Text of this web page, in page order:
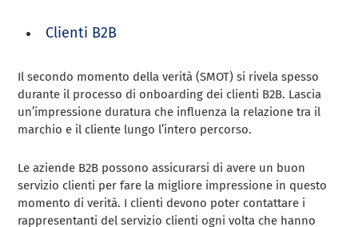
Clienti B2B
Il secondo momento della verità (SMOT) si rivela spesso
durante il processo di onboarding dei clienti B2B. Lascia
un’impressione duratura che influenza la relazione tra il
marchio e il cliente lungo l’intero percorso.
Le aziende B2B possono assicurarsi di avere un buon
servizio clienti per fare la migliore impressione in questo
momento di verità. I clienti devono poter contattare i
rappresentanti del servizio clienti ogni volta che hanno